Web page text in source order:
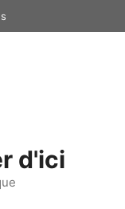
d'ici